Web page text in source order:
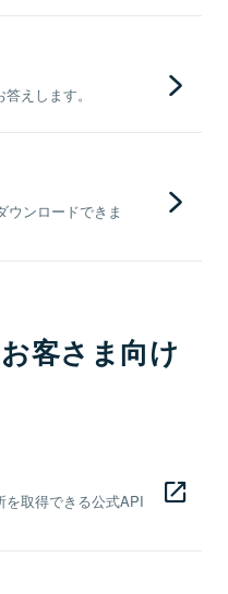
えします。
ウンロードできま
客さま向け
を取得できる公式API